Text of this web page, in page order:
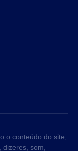
o conteúdo do site,
som,